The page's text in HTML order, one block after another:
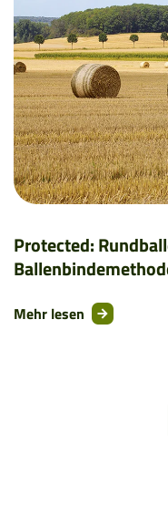
Protected:
Mehr lesen